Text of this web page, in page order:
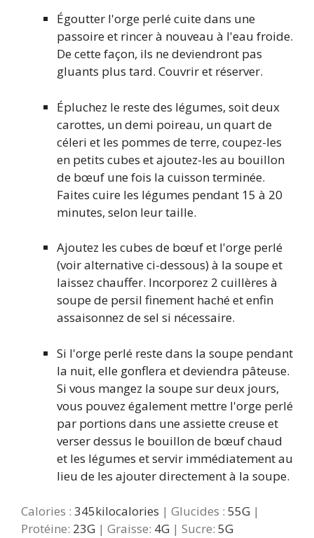
Égoutter l'orge perlé cuite dans une
passoire et rincer à nouveau à l'eau froide.
De cette façon, ils ne deviendront pas
gluants plus tard. Couvrir et réserver.
Épluchez le reste des légumes, soit deux
carottes, un demi poireau, un quart de
céleri et les pommes de terre, coupez-les
en petits cubes et ajoutez-les au bouillon
de bœuf une fois la cuisson terminée.
Faites cuire les légumes pendant 15 à 20
minutes, selon leur taille.
Ajoutez les cubes de bœuf et l'orge perlé
(voir alternative ci-dessous) à la soupe et
laissez chauffer. Incorporez 2 cuillères à
soupe de persil finement haché et enfin
assaisonnez de sel si nécessaire.
Si l'orge perlé reste dans la soupe pendant
la nuit, elle gonflera et deviendra pâteuse.
Si vous mangez la soupe sur deux jours,
vous pouvez également mettre l'orge perlé
par portions dans une assiette creuse et
verser dessus le bouillon de bœuf chaud
et les légumes et servir immédiatement au
lieu de les ajouter directement à la soupe.
Calories : 345kilocalories | Glucides : 55G |
Protéine: 23G | Graisse: 4G | Sucre: 5G